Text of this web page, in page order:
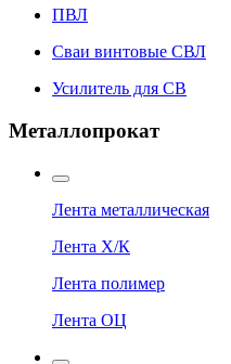
ПВЛ
Сваи винтовые СВЛ
Усилитель для СВ
Металлопрокат
Лента металлическая
Лента Х/К
Лента полимер
Лента ОЦ